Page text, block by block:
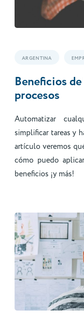
ARGENTINA
Beneficios
procesos
Automatizar
simplificar tareas y
artículo veremos
cómo puedo
beneficios ¡y más!